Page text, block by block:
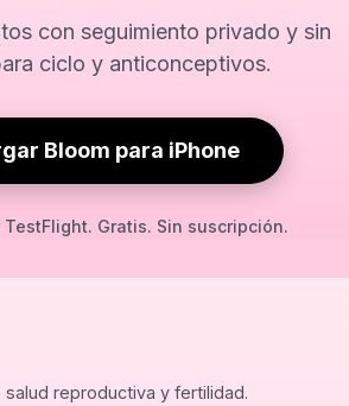
con seguimiento privado y sin
ciclo y anticonceptivos.
Bloom para iPhone
Gratis. Sin suscripción.
reproductiva y fertilidad.